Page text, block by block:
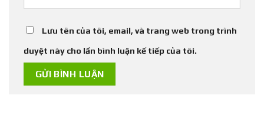
Lưu tên của tôi, email, và trang web trong trình
duyệt này cho lần bình luận kế tiếp của tôi.